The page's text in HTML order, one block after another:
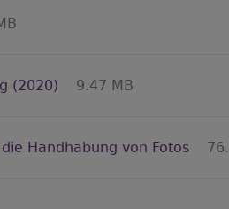
(2020) 9.47 MB
Handhabung von Fotos